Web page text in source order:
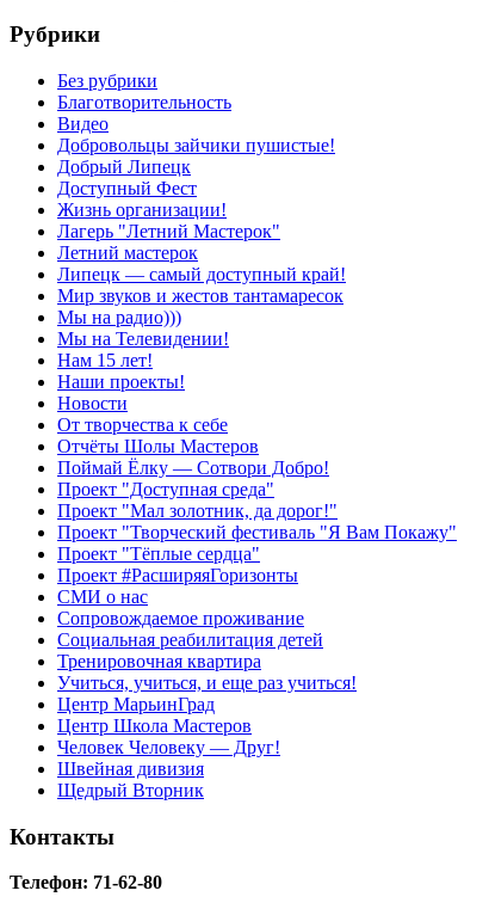
Рубрики
Без рубрики
Благотворительность
Видео
Добровольцы зайчики пушистые!
Добрый Липецк
Доступный Фест
Жизнь организации!
Лагерь "Летний Мастерок"
Летний мастерок
Липецк — самый доступный край!
Мир звуков и жестов тантамаресок
Мы на радио)))
Мы на Телевидении!
Нам 15 лет!
Наши проекты!
Новости
От творчества к себе
Отчёты Шолы Мастеров
Поймай Ёлку — Сотвори Добро!
Проект "Доступная среда"
Проект "Мал золотник, да дорог!"
Проект "Творческий фестиваль "Я Вам Покажу"
Проект "Тёплые сердца"
Проект #РасширяяГоризонты
СМИ о нас
Сопровождаемое проживание
Социальная реабилитация детей
Тренировочная квартира
Учиться, учиться, и еще раз учиться!
Центр МарьинГрад
Центр Школа Мастеров
Человек Человеку — Друг!
Швейная дивизия
Щедрый Вторник
Контакты
Телефон: 71-62-80